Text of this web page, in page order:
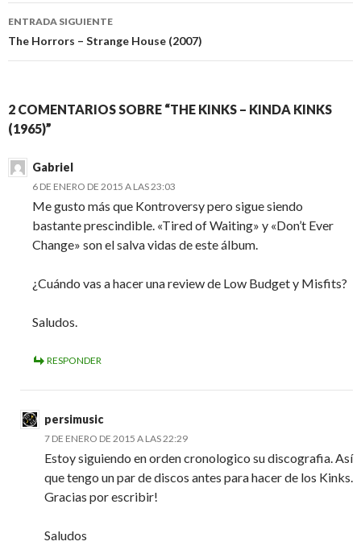
entradas
ENTRADA SIGUIENTE
The Horrors – Strange House (2007)
2 COMENTARIOS SOBRE “THE KINKS – KINDA KINKS
(1965)”
Gabriel
6 DE ENERO DE 2015 A LAS 23:03
Me gusto más que Kontroversy pero sigue siendo
bastante prescindible. «Tired of Waiting» y «Don’t Ever
Change» son el salva vidas de este álbum.
¿Cuándo vas a hacer una review de Low Budget y Misfits?
Saludos.
RESPONDER
persimusic
7 DE ENERO DE 2015 A LAS 22:29
Estoy siguiendo en orden cronologico su discografia. Así
que tengo un par de discos antes para hacer de los Kinks.
Gracias por escribir!
Saludos